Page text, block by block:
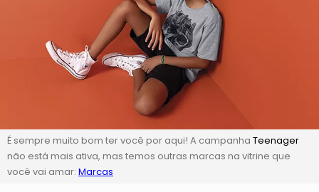
É sempre muito bom ter você por aqui! A campanha Teenager
não está mais ativa, mas temos outras marcas na vitrine que
você vai amar: Marcas